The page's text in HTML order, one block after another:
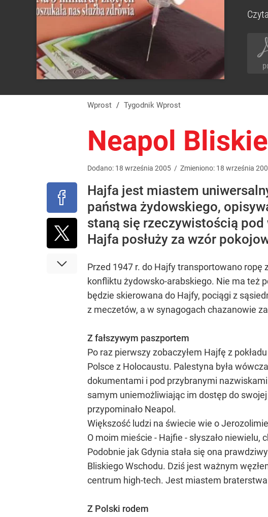
Wprost / Tygodnik Wprost
Neapol
Dodano: 18 września 2005 / Zmieniono: 18 września
Hajfa jest miastem
państwa żydowskiego,
staną się rzeczywistością
Hajfa posłuży za wzór
Przed 1947 r. do Hajfy transportowano ropę
konfliktu żydowsko-arabskiego. Nie ma też
będzie skierowana do Hajfy, pociągi z
z meczetów, a w synagogach chazanowie
Z fałszywym paszportem
Po raz pierwszy zobaczyłem Hajfę z
Polsce z Holocaustu. Palestyna była
dokumentami i pod przybranymi
samym uniemożliwiając im dostęp do
przypominało Neapol.
Większość ludzi na świecie wie o
O moim mieście - Hajfie - słyszało
Podobnie jak Gdynia stała się ona
Bliskiego Wschodu. Dziś jest ważnym
centrum high-tech. Jest miastem
Z Polski rodem